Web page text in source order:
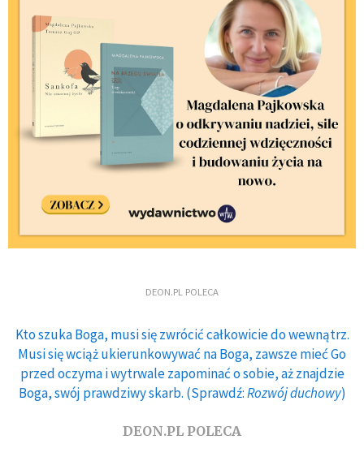
DEON.PL POLECA
Kto szuka Boga, musi się zwrócić całkowicie do wewnątrz.
Musi się wciąż ukierunkowywać na Boga, zawsze mieć Go
przed oczyma i wytrwale zapominać o sobie, aż znajdzie
Boga, swój prawdziwy skarb. (Sprawdź:Rozwój duchowy)
DEON.PL POLECA